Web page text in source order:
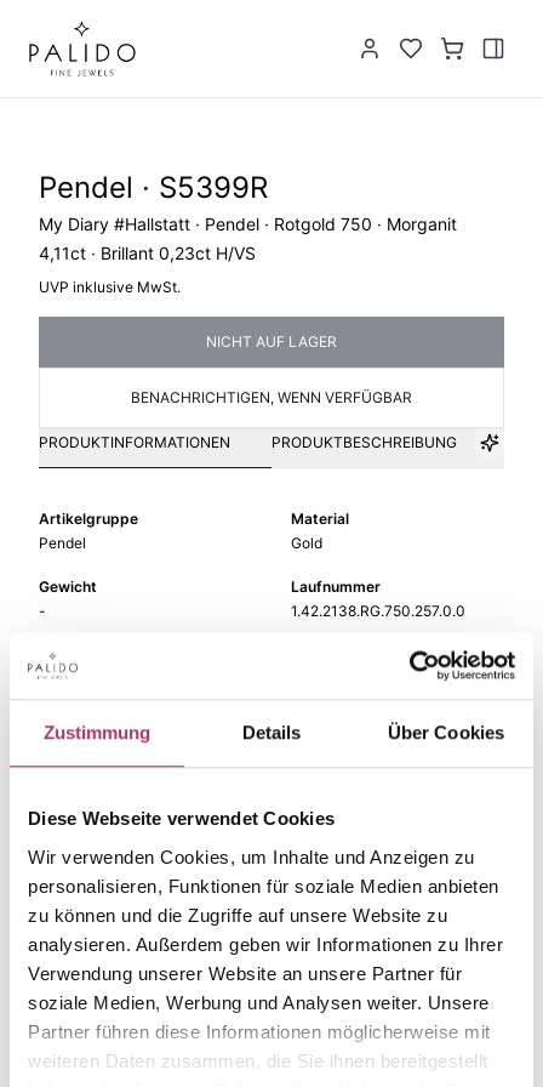
Zustimmung Details Über Cookies
Diese Webseite verwendet Cookies
Wir verwenden Cookies, um Inhalte und Anzeigen zu
personalisieren, Funktionen für soziale Medien anbieten
zu können und die Zugriffe auf unsere Website zu
analysieren. Außerdem geben wir Informationen zu Ihrer
Verwendung unserer Website an unsere Partner für
soziale Medien, Werbung und Analysen weiter. Unsere
Partner führen diese Informationen möglicherweise mit
weiteren Daten zusammen, die Sie ihnen bereitgestellt
Pendel · S5399R
My Diary #Hallstatt · Pendel · Rotgold 750 · Morganit
4,11ct · Brillant 0,23ct H/VS
UVP inklusive MwSt.
NICHT AUF LAGER
BENACHRICHTIGEN, WENN VERFÜGBAR
PRODUKTINFORMATIONEN PRODUKTBESCHREIBUNG
Artikelgruppe
Pendel
Material
Gold
Gewicht
-
Laufnummer
1.42.2138.RG.750.257.0.0
EAN
9010595812699
Feingehalt
rosa
Farbstein
Stein
Morganit
Größe
-
Die passenden Stücke